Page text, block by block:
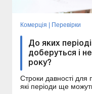
Комерція Перевірки
До яких
доберуться і
року?
Строки давності для
які періоди ще